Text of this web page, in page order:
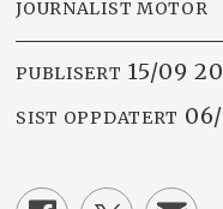
JOURNALIST MOTOR
PUBLISERT 15/09
SIST OPPDATERT